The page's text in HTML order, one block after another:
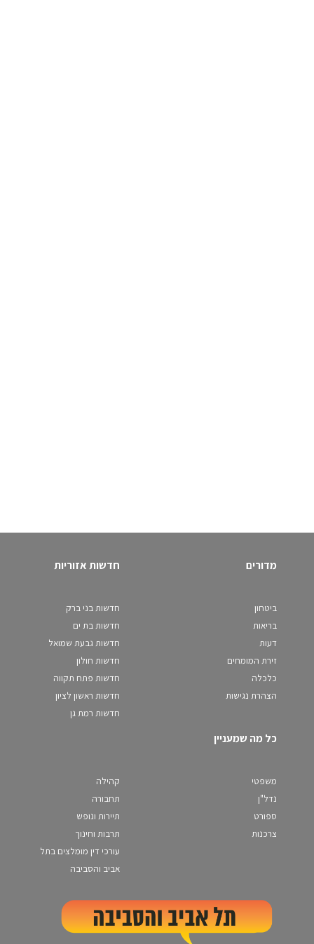
מדורים
ביטחון
בריאות
דעות
זירת המומחים
כלכלה
הצהרת נגישות
חדשות אזוריות
חדשות בני ברק
חדשות בת ים
חדשות גבעת שמואל
חדשות חולון
חדשות פתח תקווה
חדשות ראשון לציון
חדשות רמת גן
כל מה שמעניין
משפטי
נדל"ן
ספורט
צרכנות
קהילה
תחבורה
תיירות ונופש
תרבות וחינוך
עורכי דין מומלצים בתל
אביב והסביבה